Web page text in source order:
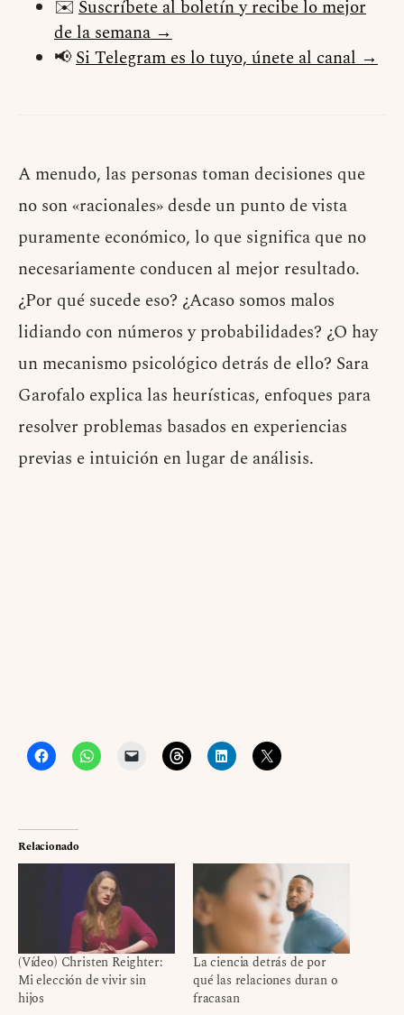
✉️ Suscríbete al boletín y recibe lo mejor
de la semana →
📢Si Telegram es lo tuyo, únete al canal →
A menudo, las personas toman decisiones que
no son «racionales» desde un punto de vista
puramente económico, lo que significa que no
necesariamente conducen al mejor resultado.
¿Por qué sucede eso? ¿Acaso somos malos
lidiando con números y probabilidades? ¿O hay
un mecanismo psicológico detrás de ello? Sara
Garofalo explica las heurísticas, enfoques para
resolver problemas basados en experiencias
previas e intuición en lugar de análisis.
Relacionado
(Vídeo) Christen Reighter:
Mi elección de vivir sin
hijos
La ciencia detrás de por
qué las relaciones duran o
fracasan